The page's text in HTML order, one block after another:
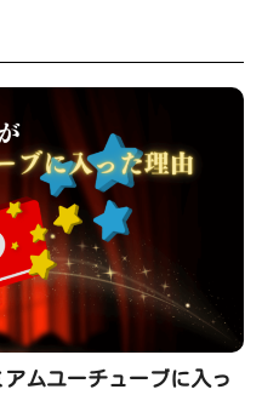
ムユーチューブに入っ